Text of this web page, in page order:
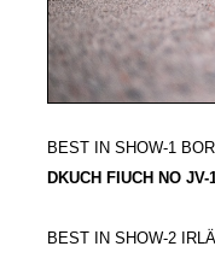
BEST IN SHOW-1
DKUCH FIUCH NO
BEST IN SHOW-2